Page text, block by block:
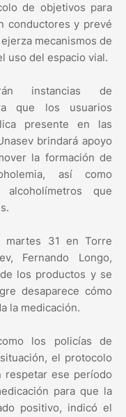
de objetivos para
conductores y prevé
mecanismos de
uso del espacio vial.
instancias de
que los usuarios
presente en las
brindará apoyo
la formación de
así como
que
martes 31 en Torre
Fernando Longo,
los productos y se
desaparece cómo
la medicación.
los policías de
el protocolo
respetar ese período
para que la
positivo, indicó el